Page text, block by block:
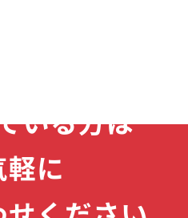
いる方は
に